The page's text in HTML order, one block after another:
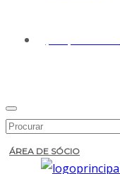
ÁREA DE SÓCIO